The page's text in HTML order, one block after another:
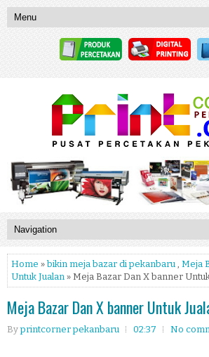
Home »bikin meja bazar di pekanbaru
Meja
Untuk Jualan » Meja Bazar Dan X banner
Meja Bazar Dan X banner Untuk
Byprintcorner pekanbaru 02:37 No